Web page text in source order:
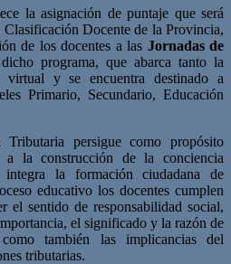
la asignación de puntaje que será
Clasificación Docente de la Provincia,
de los docentes a las Jornadas de
programa, que abarca tanto la
virtual y se encuentra destinado a
Primario, Secundario, Educación
persigue como propósito
a la construcción de la conciencia
integra la formación ciudadana de
educativo los docentes cumplen
el sentido de responsabilidad social,
el significado y la razón de
también las implicancias del
tributarias.